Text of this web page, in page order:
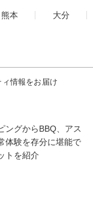
熊本
大分
情報をお届け
ングからBBQ、アス
体験を存分に堪能で
トを紹介